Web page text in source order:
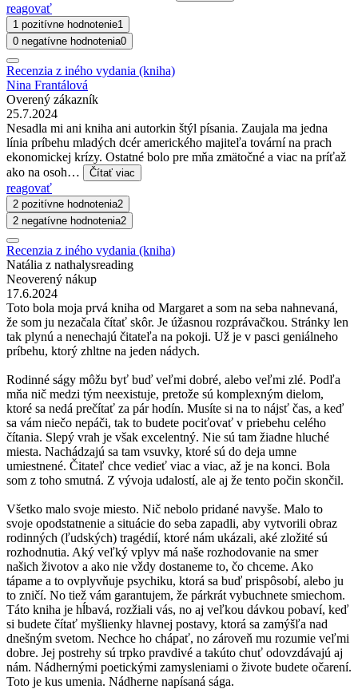
reagovať
1 pozitívne hodnotenie1
0 negatívne hodnotenia0
Recenzia z iného vydania (kniha)
Nina Frantálová
Overený zákazník
25.7.2024
Nesadla mi ani kniha ani autorkin štýl písania. Zaujala ma jedna
línia príbehu mladých dcér amerického majiteľa tovární na prach
ekonomickej krízy. Ostatné bolo pre mňa zmätočné a viac na príťaž
ako na osoh…
Čítať viac
reagovať
2 pozitívne hodnotenia2
2 negatívne hodnotenia2
Recenzia z iného vydania (kniha)
Natália z nathalysreading
Neoverený nákup
17.6.2024
Toto bola moja prvá kniha od Margaret a som na seba nahnevaná,
že som ju nezačala čítať skôr. Je úžasnou rozprávačkou. Stránky len
tak plynú a nenechajú čitateľa na pokoji. Už je v pasci geniálneho
príbehu, ktorý zhltne na jeden nádych.
Rodinné ságy môžu byť buď veľmi dobré, alebo veľmi zlé. Podľa
mňa nič medzi tým neexistuje, pretože sú komplexným dielom,
ktoré sa nedá prečítať za pár hodín. Musíte si na to nájsť čas, a keď
sa vám niečo nepáči, tak to budete pociťovať v priebehu celého
čítania. Slepý vrah je však excelentný. Nie sú tam žiadne hluché
miesta. Nachádzajú sa tam vsuvky, ktoré sú do deja umne
umiestnené. Čitateľ chce vedieť viac a viac, až je na konci. Bola
som z toho smutná. Z vývoja udalostí, ale aj že tento počin skončil.
Všetko malo svoje miesto. Nič nebolo pridané navyše. Malo to
svoje opodstatnenie a situácie do seba zapadli, aby vytvorili obraz
rodinných (ľudských) tragédií, ktoré nám ukázali, aké zložité sú
rozhodnutia. Aký veľký vplyv má naše rozhodovanie na smer
našich životov a ako nie vždy dostaneme to, čo chceme. Ako
tápame a to ovplyvňuje psychiku, ktorá sa buď prispôsobí, alebo ju
to zničí. No tiež vám garantujem, že párkrát vybuchnete smiechom.
Táto kniha je hĺbavá, rozžiali vás, no aj veľkou dávkou pobaví, keď
si budete čítať myšlienky hlavnej postavy, ktorá sa zamýšľa nad
dnešným svetom. Nechce ho chápať, no zároveň mu rozumie veľmi
dobre. Jej postrehy sú trpko pravdivé a takúto chuť odovzdávajú aj
nám. Nádhernými poetickými zamysleniami o živote budete očarení.
Toto je kus umenia. Nádherne napísaná sága.